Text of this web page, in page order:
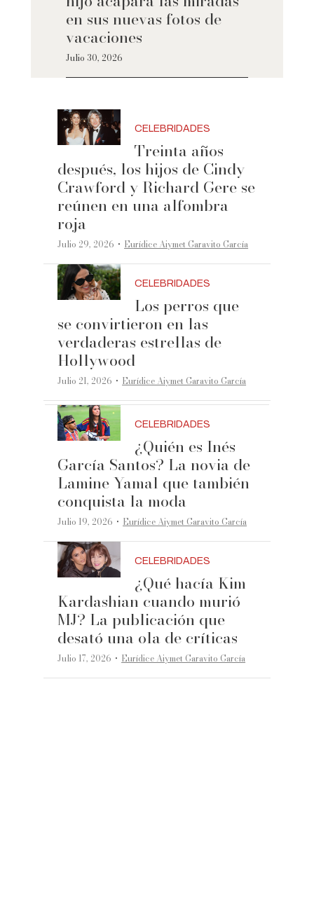
en sus nuevas fotos de
vacaciones
Julio 30, 2026
CELEBRIDADES
Treinta años
después, los hijos de Cindy
Crawford y Richard Gere se
reúnen en una alfombra
roja
Julio 29, 2026 ·Eurídice Aiymet Garavito García
CELEBRIDADES
Los perros que
se convirtieron en las
verdaderas estrellas de
Hollywood
Julio 21, 2026 ·Eurídice Aiymet Garavito García
CELEBRIDADES
¿Quién es Inés
García Santos? La novia de
Lamine Yamal que también
conquista la moda
Julio 19, 2026 ·Eurídice Aiymet Garavito García
CELEBRIDADES
¿Qué hacía Kim
Kardashian cuando murió
MJ? La publicación que
desató una ola de críticas
Julio 17, 2026 ·Eurídice Aiymet Garavito García